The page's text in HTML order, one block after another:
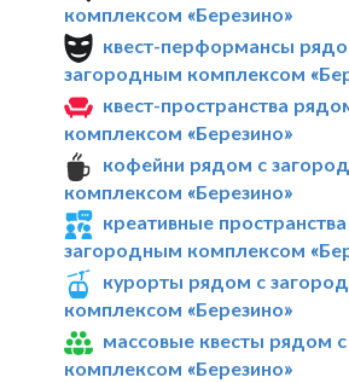
комплексом «Березино»
квест-перформансы
загородным комплексом
квест-пространства
комплексом «Березино»
кофейни рядом с
комплексом «Березино»
креативные
загородным комплексом
курорты рядом с
комплексом «Березино»
массовые квесты рядом
комплексом «Березино»